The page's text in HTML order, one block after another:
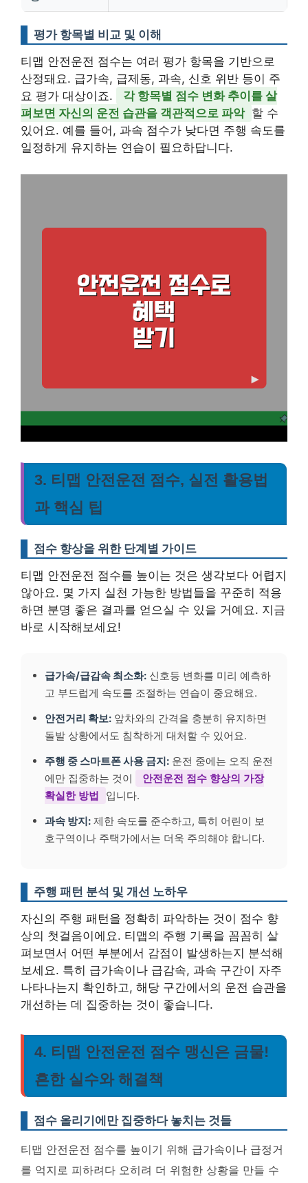
평가 항목별 비교 및 이해
티맵 안전운전 점수는 여러 평가 항목을 기반으로
산정돼요. 급가속, 급제동, 과속, 신호 위반 등이 주
요 평가 대상이죠.
각 항목별 점수 변화 추이를 살
펴보면 자신의 운전 습관을 객관적으로 파악 할 수
있어요. 예를 들어, 과속 점수가 낮다면 주행 속도를
일정하게 유지하는 연습이 필요하답니다.
3. 티맵 안전운전 점수, 실전 활용법
과 핵심 팁
점수 향상을 위한 단계별 가이드
티맵 안전운전 점수를 높이는 것은 생각보다 어렵지
않아요. 몇 가지 실천 가능한 방법들을 꾸준히 적용
하면 분명 좋은 결과를 얻으실 수 있을 거예요. 지금
바로 시작해보세요!
급가속/급감속 최소화: 신호등 변화를 미리 예측하
고 부드럽게 속도를 조절하는 연습이 중요해요.
안전거리 확보: 앞차와의 간격을 충분히 유지하면
돌발 상황에서도 침착하게 대처할 수 있어요.
주행 중 스마트폰 사용 금지: 운전 중에는 오직 운전
에만 집중하는 것이
안전운전 점수 향상의 가장
확실한 방법
입니다.
과속 방지: 제한 속도를 준수하고, 특히 어린이 보
호구역이나 주택가에서는 더욱 주의해야 합니다.
주행 패턴 분석 및 개선 노하우
자신의 주행 패턴을 정확히 파악하는 것이 점수 향
상의 첫걸음이에요. 티맵의 주행 기록을 꼼꼼히 살
펴보면서 어떤 부분에서 감점이 발생하는지 분석해
보세요. 특히 급가속이나 급감속, 과속 구간이 자주
나타나는지 확인하고, 해당 구간에서의 운전 습관을
개선하는 데 집중하는 것이 좋습니다.
4. 티맵 안전운전 점수 맹신은 금물!
흔한 실수와 해결책
점수 올리기에만 집중하다 놓치는 것들
티맵 안전운전 점수를 높이기 위해 급가속이나 급정거
를 억지로 피하려다 오히려 더 위험한 상황을 만들 수